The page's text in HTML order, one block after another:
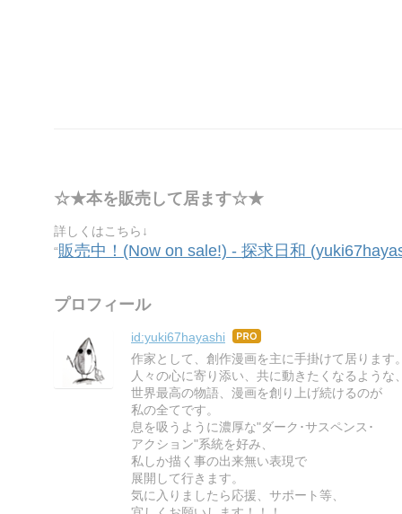
☆★本を販売して居ます☆★
詳しくはこちら↓
“販売中！(Now on sale!) - 探求日和
プロフィール
id:yuki67hayashi はて
なブ
ログ
Pro
作家として、創作漫画を主に手掛けて居ります
人々の心に寄り添い、共に動きたくなるような
世界最高の物語、漫画を創り上げ続けるのが
私の全てです。
息を吸うように濃厚な"ダーク･サスペンス･
アクション"系統を好み、
私しか描く事の出来無い表現で
展開して行きます。
気に入りましたら応援、サポート等、